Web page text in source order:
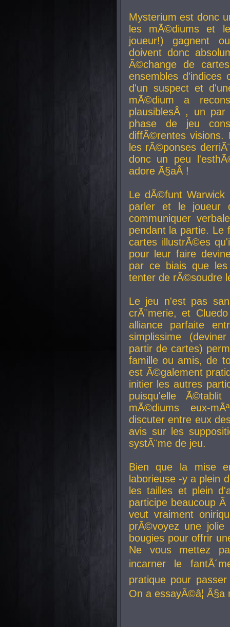
Mysterium est donc
les mÃ©diums et
joueur!) gagnent
doivent donc
Ã©change de
ensembles d'indices
d'un suspect et
mÃ©dium a
plausiblesÂ , un par
phase de jeu
diffÃ©rentes visions.
les rÃ©ponses
donc un peu
adore Ã§aÂ !
Le dÃ©funt Warwick
parler et le joueur
communiquer
pendant la partie. Le
cartes illustrÃ©es
pour leur faire
par ce biais que
tenter de rÃ©soudre
Le jeu n'est pas
crÃ¨merie, et
alliance parfaite
simplissime
partir de cartes)
famille ou amis, de
est Ã©galement
initier les autres
puisqu'elle
mÃ©diums eux-
discuter entre eux
avis sur les
systÃ¨me de jeu.
Bien que la mise
laborieuse -y a plein
les tailles et plein
participe beaucoup
veut vraiment
prÃ©voyez une
bougies pour offrir
Ne vous mettez
incarner le
pratique pour
On a essayÃ©â¦